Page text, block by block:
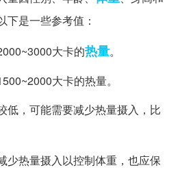
下是一些参考值：
大卡的热量。
大卡的热量。
低，可能需要减少热量摄入，比
少热量摄入以控制体重，也应保